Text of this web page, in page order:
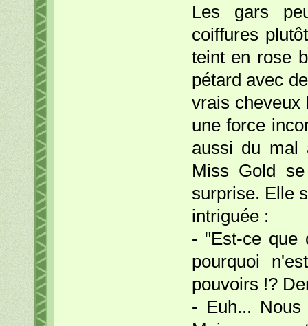
Les gars
coiffures
teint en rose
pétard avec
vrais cheveux
une force
aussi du mal
Miss Gold
surprise. Elle
intriguée :
- "Est-ce que
pourquoi
pouvoirs !?
- Euh...